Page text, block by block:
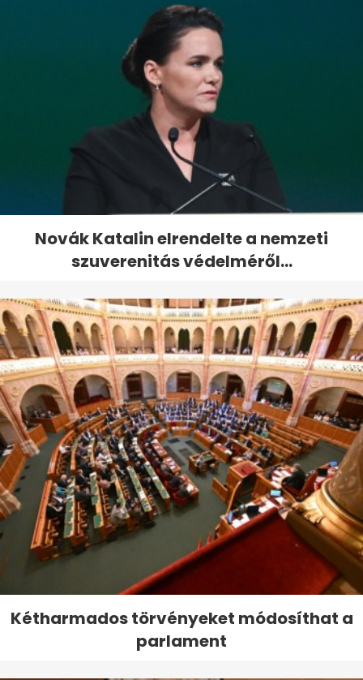
Novák Katalin elrendelte a nemzeti
szuverenitás védelméről...
Kétharmados törvényeket módosíthat a
parlament